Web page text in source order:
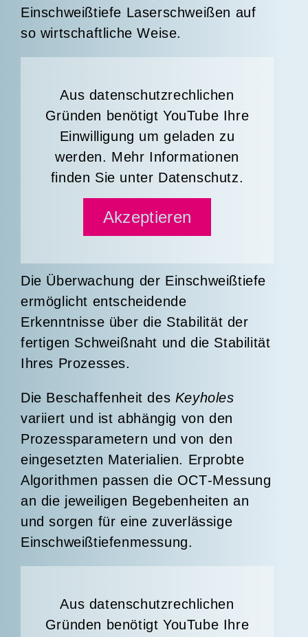
Einschweißtiefe Laserschweißen auf
so wirtschaftliche Weise.
Aus datenschutzrechlichen
Gründen benötigt YouTube Ihre
Einwilligung um geladen zu
werden. Mehr Informationen
finden Sie unter Datenschutz.
Akzeptieren
Die Überwachung der Einschweißtiefe
ermöglicht entscheidende
Erkenntnisse über die Stabilität der
fertigen Schweißnaht und die Stabilität
Ihres Prozesses.
Die Beschaffenheit des Keyholes
variiert und ist abhängig von den
Prozessparametern und von den
eingesetzten Materialien. Erprobte
Algorithmen passen die OCT-Messung
an die jeweiligen Begebenheiten an
und sorgen für eine zuverlässige
Einschweißtiefenmessung.
Aus datenschutzrechlichen
Gründen benötigt YouTube Ihre